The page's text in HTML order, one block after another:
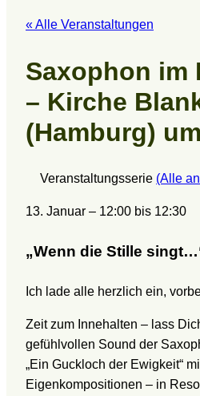
« Alle Veranstaltungen
Saxophon im
– Kirche
(Hamburg)
Veranstaltungsserie (Alle
13. Januar – 12:00 bis 12:30
„Wenn die Stille
Ich lade alle herzlich ein,
Zeit zum Innehalten – lass
gefühlvollen Sound der
„Ein Guckloch der Ewigkeit“
Eigenkompositionen – in